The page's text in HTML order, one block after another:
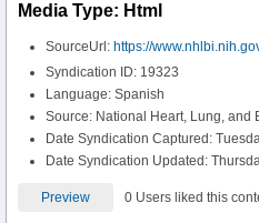
Media Type: Html
SourceUrl: https://
Syndication ID: 19323
Language: Spanish
Source: National Heart, Lung, and
Date Syndication Captured:
Date Syndication Updated:
Preview 0 Users liked this